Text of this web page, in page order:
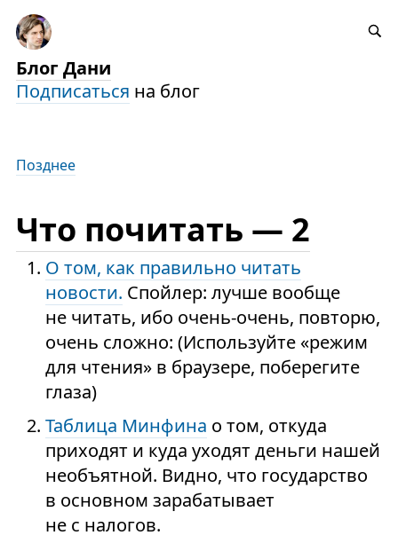
Блог Дани
Подписаться на блог
Позднее
Что почитать — 2
О том, как правильно читать
новости. Спойлер: лучше вообще
не читать, ибо очень-очень, повторю,
очень сложно: (Используйте «режим
для чтения» в браузере, поберегите
глаза)
Таблица Минфина о том, откуда
приходят и куда уходят деньги нашей
необъятной. Видно, что государство
в основном зарабатывает
не с налогов.